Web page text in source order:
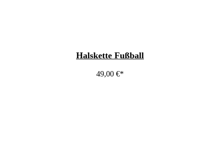
Halskette Fußball
49,00 €